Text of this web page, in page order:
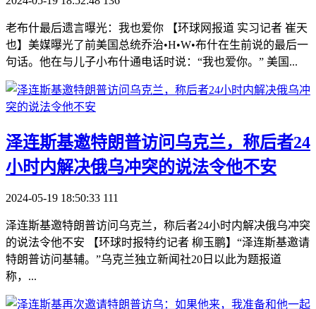
老布什最后遗言曝光：我也爱你 【环球网报道 实习记者 崔天
也】美媒曝光了前美国总统乔治•H•W•布什在生前说的最后一
句话。他在与儿子小布什通电话时说：“我也爱你。” 美国...
​泽连斯基邀特朗普访问乌克兰，称后者24
小时内解决俄乌冲突的说法令他不安
2024-05-19 18:50:33 111
泽连斯基邀特朗普访问乌克兰，称后者24小时内解决俄乌冲突
的说法令他不安 【环球时报特约记者 柳玉鹏】“泽连斯基邀请
特朗普访问基辅。”乌克兰独立新闻社20日以此为题报道
称，...